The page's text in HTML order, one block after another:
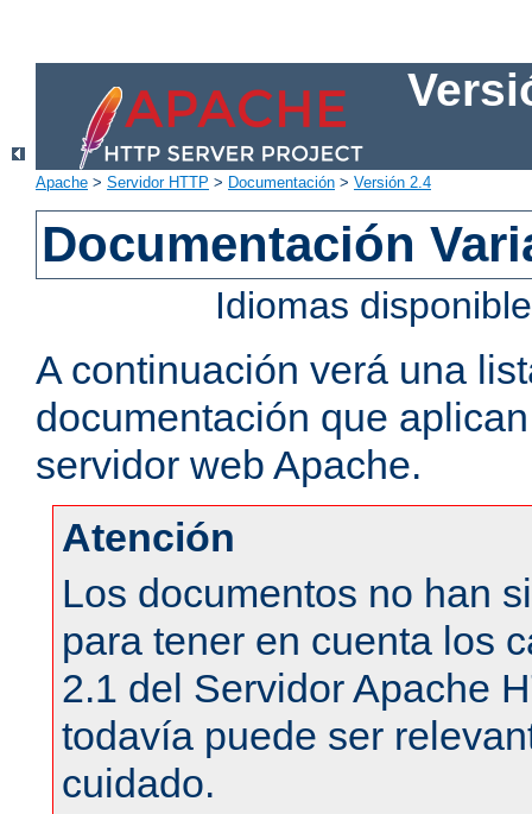
Apache > Servidor HTTP > Documentación > Versión 2.4
Documentación
Idiomas
A continuación verá una
documentación que
servidor web Apache.
Atención
Los documentos no han
para tener en cuenta los
2.1 del Servidor Apache
todavía puede ser
cuidado.